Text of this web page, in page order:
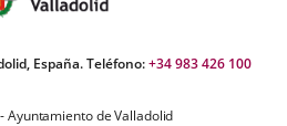
España. Teléfono:+34 983 426 100
Ayuntamiento de Valladolid